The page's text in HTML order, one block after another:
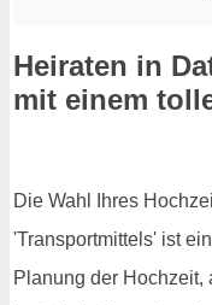
Heiraten in
mit einem
Die Wahl Ihres
'Transportmittels' ist
Planung der Hochzeit,